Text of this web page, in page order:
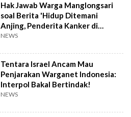
Hak Jawab Warga Manglongsari
soal Berita 'Hidup Ditemani
Anjing, Penderita Kanker di
Wonosobo Diamuk Warga'
NEWS
Tentara Israel Ancam Mau
Penjarakan Warganet Indonesia:
Interpol Bakal Bertindak!
NEWS